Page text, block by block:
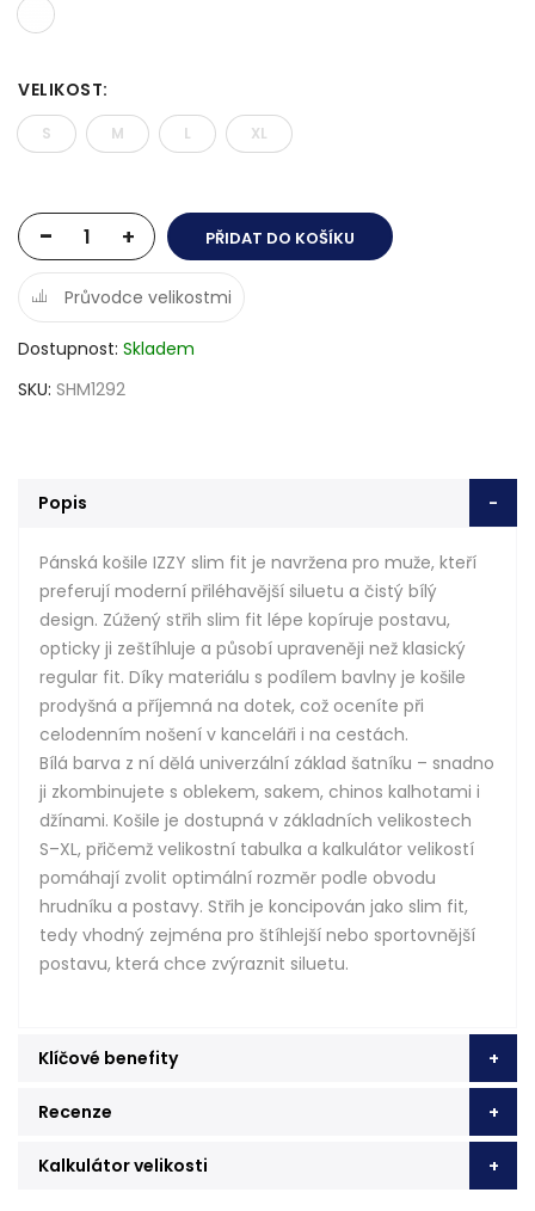
VELIKOST:
S M L XL
- + PŘIDAT DO KOŠÍKU
Průvodce velikostmi
Dostupnost Skladem
SKU SHM1292
Popis
Pánská košile IZZY slim fit je navržena pro muže, kteří
preferují moderní přiléhavější siluetu a čistý bílý
design. Zúžený střih slim fit lépe kopíruje postavu,
opticky ji zeštíhluje a působí upraveněji než klasický
regular fit. Díky materiálu s podílem bavlny je košile
prodyšná a příjemná na dotek, což oceníte při
celodenním nošení v kanceláři i na cestách.
Bílá barva z ní dělá univerzální základ šatníku – snadno
ji zkombinujete s oblekem, sakem, chinos kalhotami i
džínami. Košile je dostupná v základních velikostech
S–XL, přičemž velikostní tabulka a kalkulátor velikostí
pomáhají zvolit optimální rozměr podle obvodu
hrudníku a postavy. Střih je koncipován jako slim fit,
tedy vhodný zejména pro štíhlejší nebo sportovnější
postavu, která chce zvýraznit siluetu.
Klíčové benefity
Recenze
Kalkulátor velikosti